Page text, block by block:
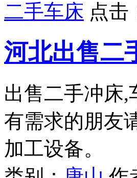
二手车床 点击
河北出售二
出售二手冲床,
有需求的朋友
加工设备。